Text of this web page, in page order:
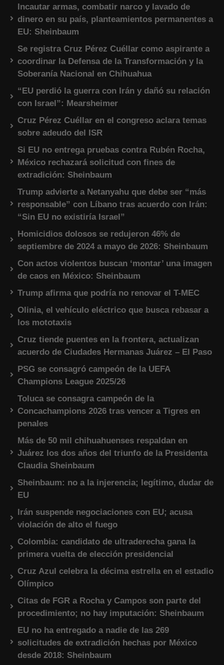
Incautar armas, combatir narco y lavado de
dinero en su país, planteamientos permanentes a
EU: Sheinbaum
Se registra Cruz Pérez Cuéllar como aspirante a
coordinar la Defensa de la Transformación y la
Soberanía Nacional en Chihuahua
“EU perdió la guerra con Irán y dañó su relación
con Israel”: Mearsheimer
Cruz Pérez Cuéllar en el congreso aclara temas
sobre adeudo del ISR
Si EU no entrega pruebas contra Rubén Rocha,
México rechazará solicitud con fines de
extradición: Sheinbaum
Trump advierte a Netanyahu que debe ser “más
responsable” con Líbano tras acuerdo con Irán:
“Sin EU no existiría Israel”
Homicidios dolosos se redujeron 46% de
septiembre de 2024 a mayo de 2026: Sheinbaum
Con actos violentos buscan ‘montar’ una imagen
de caos en México: Sheinbaum
Trump afirma que podría no renovar el T-MEC
Olinia, el vehículo eléctrico que busca rebasar a
los mototaxis
Cruz tiende puentes en la frontera, actualizan
acuerdo de Ciudades Hermanas Juárez – El Paso
PSG se consagró campeón de la UEFA
Champions League 2025/26
Toluca se consagra campeón de la
Concachampions 2026 tras vencer a Tigres en
penales
Más de 50 mil chihuahuenses respaldan en
Juárez los dos años del triunfo de la Presidenta
Claudia Sheinbaum
Sheinbaum: no a la injerencia; legítimo, dudar de
EU
Irán suspende negociaciones con EU; acusa
violación de alto el fuego
Colombia: candidato de ultraderecha gana la
primera vuelta de elección presidencial
Cruz Azul celebra la décima estrella en el estadio
Olímpico
Citas de FGR a Rocha y Campos son parte del
procedimiento; no hay imputación: Sheinbaum
EU no ha entregado a nadie de las 269
solicitudes de extradición hechas por México
desde 2018: Sheinbaum